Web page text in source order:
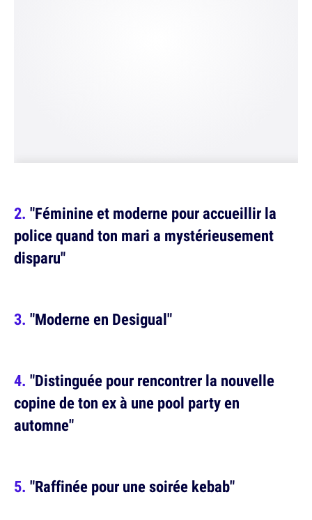
"Féminine et moderne pour accueillir la
police quand ton mari a mystérieusement
disparu"
"Moderne en Desigual"
"Distinguée pour rencontrer la nouvelle
copine de ton ex à une pool party en
automne"
"Raffinée pour une soirée kebab"